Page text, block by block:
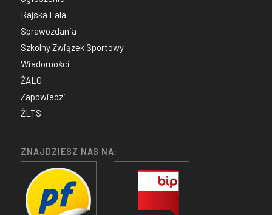
Rajska Fala
Sprawozdania
Szkolny Związek Sportowy
Wiadomości
ŻALO
Zapowiedzi
ŻLTS
ZNAJDZIESZ NAS NA: